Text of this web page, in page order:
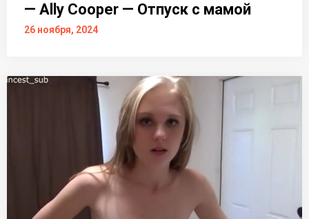
— Ally Cooper — Отпуск с мамой
26 ноября, 2024